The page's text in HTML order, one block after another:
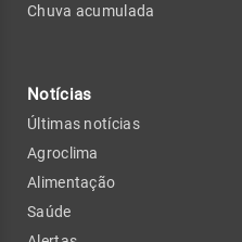
Chuva acumulada
Notícias
Últimas notícias
Agroclima
Alimentação
Saúde